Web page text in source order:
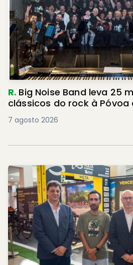
R. Big Noise Band leva 25
clássicos do rock à Póvoa
7 agosto 2026